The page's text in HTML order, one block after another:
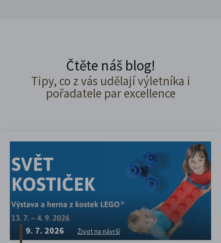
Čtěte náš blog!
Tipy, co z vás udělají výletníka i
pořadatele par excellence
9. 7. 2026 Život na návrší